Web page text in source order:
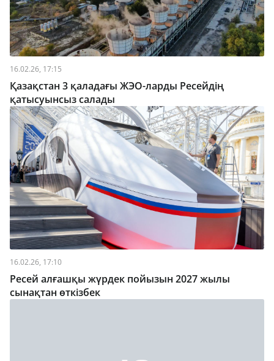
16.02.26, 17:15
Қазақстан 3 қаладағы ЖЭО-ларды Ресейдің
қатысуынсыз салады
16.02.26, 17:10
Ресей алғашқы жүрдек пойызын 2027 жылы
сынақтан өткізбек